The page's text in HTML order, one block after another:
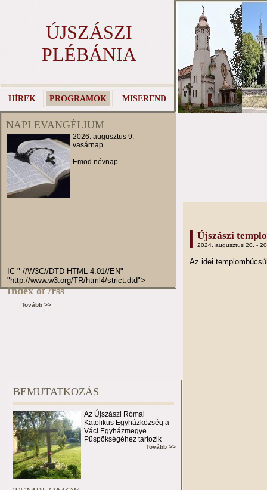
ÚJSZÁSZI
PLÉBÁNIA
HÍREK PROGRAMOK MISEREND
NAPI EVANGÉLIUM
2026. augusztus 9.
vasárnap
Emod névnap
IC "-//W3C//DTD HTML 4.01//EN"
"http://www.w3.org/TR/html4/strict.dtd">
Index of /rss
Tovább >>
Újszászi
2024. augusztus 20. -
Az idei
BEMUTATKOZÁS
Az Újszászi Római
Katolikus Egyházközség a
Váci Egyházmegye
Püspökségéhez tartozik
Tovább >>